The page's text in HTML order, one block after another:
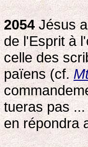
2054Jésus a
de l'Esprit à
celle des
païens (cf.
tueras pas
en répondra